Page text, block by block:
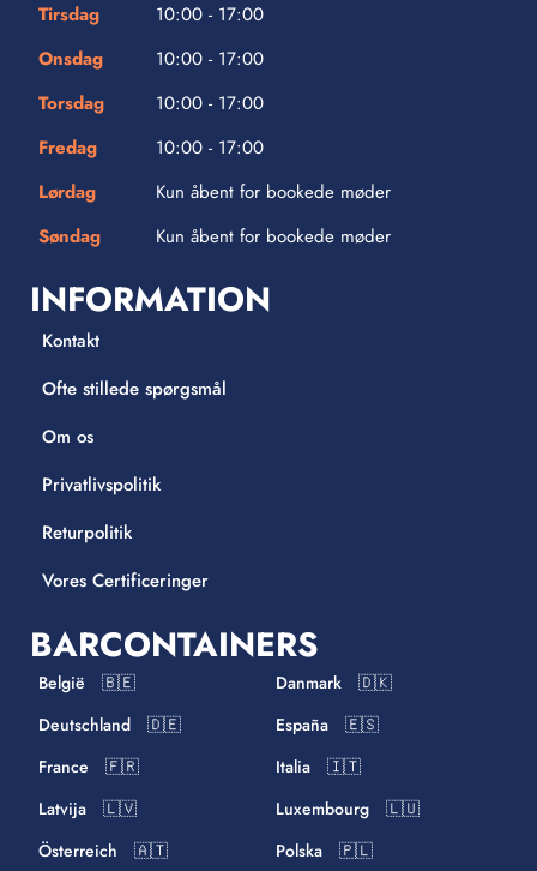
Tirsdag
10:00 - 17:00
Onsdag
10:00 - 17:00
Torsdag
10:00 - 17:00
Fredag
10:00 - 17:00
Lørdag
Kun åbent for bookede møder
Søndag
Kun åbent for bookede møder
INFORMATION
Kontakt
Ofte stillede spørgsmål
Om os
Privatlivspolitik
Returpolitik
Vores Certificeringer
BARCONTAINERS
België 🇧🇪
Danmark 🇩🇰
Deutschland 🇩🇪
España 🇪🇸
France 🇫🇷
Italia 🇮🇹
Latvija 🇱🇻
Luxembourg 🇱🇺
Österreich 🇦🇹
Polska 🇵🇱